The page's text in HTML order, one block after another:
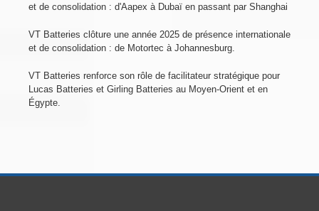
et de consolidation : d'Aapex à Dubaï en passant par Shanghai
VT Batteries clôture une année 2025 de présence internationale
et de consolidation : de Motortec à Johannesburg.
VT Batteries renforce son rôle de facilitateur stratégique pour
Lucas Batteries et Girling Batteries au Moyen-Orient et en
Égypte.